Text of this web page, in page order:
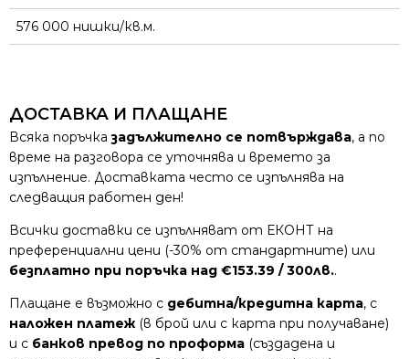
576 000 нишки/кв.м.
ДОСТАВКА И ПЛАЩАНЕ
Всяка поръчказадължително се потвърждава, а по
време на разговора се уточнява и времето за
изпълнение. Доставката често се изпълнява на
следващия работен ден!
Всички доставки се изпълняват от ЕКОНТ на
преференциални цени (-30% от стандартните) или
безплатно при поръчка над €153.39 / 300лв..
Плащане е възможно с дебитна/кредитна карта, с
наложен платеж (в брой или с карта при получаване)
и с банков превод по проформа (създадена и